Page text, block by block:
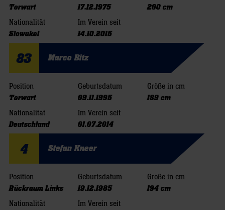
Torwart
17.12.1975
200 cm
Nationalität
Slowakei
Im Verein seit
14.10.2015
83 Marco Bitz
Position
Torwart
Geburtsdatum
09.11.1995
Größe in cm
189 cm
Nationalität
Deutschland
Im Verein seit
01.07.2014
4 Stefan Kneer
Position
Rückraum Links
Geburtsdatum
19.12.1985
Größe in cm
194 cm
Nationalität
Im Verein seit